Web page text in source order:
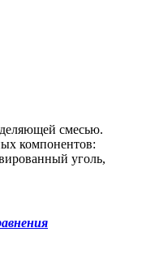
смесью.
компонентов:
уголь,